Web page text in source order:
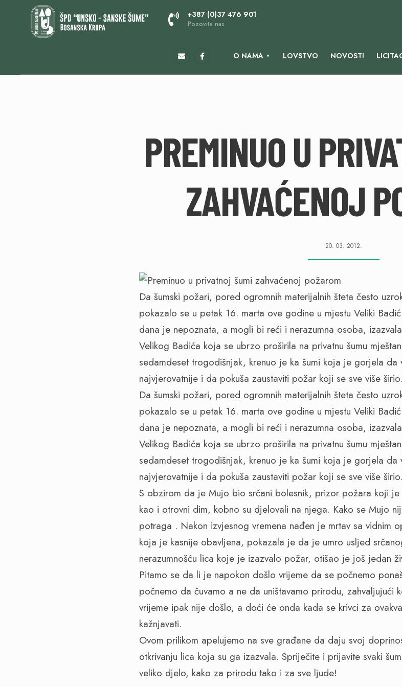
+387 (0)37 476 901
Pozovite nas
O NAMA LOVSTVO NOVOSTI
PREMINUO U
ZAHVAĆENOJ
20. 03. 2012.
Da šumski požari, pored ogromnih materijalnih šteta često
pokazalo se u petak 16. marta ove godine u mjestu Veliki
dana je nepoznata, a mogli bi reći i nerazumna osoba,
Velikog Badića koja se ubrzo proširila na privatnu šumu
sedamdeset trogodišnjak, krenuo je ka šumi koja je gorjela
najvjerovatnije i da pokuša zaustaviti požar koji se sve više širio.
Da šumski požari, pored ogromnih materijalnih šteta često
pokazalo se u petak 16. marta ove godine u mjestu Veliki
dana je nepoznata, a mogli bi reći i nerazumna osoba,
Velikog Badića koja se ubrzo proširila na privatnu šumu
sedamdeset trogodišnjak, krenuo je ka šumi koja je gorjela
najvjerovatnije i da pokuša zaustaviti požar koji se sve više širio.
S obzirom da je Mujo bio srčani bolesnik, prizor požara koji je
kao i otrovni dim, kobno su djelovali na njega. Kako se Mujo
potraga . Nakon izvjesnog vremena nađen je mrtav sa vidnim
koja je kasnije obavljena, pokazala je da je umro usljed
nerazumnošću lica koje je izazvalo požar, otišao je još jedan
Pitamo se da li je napokon došlo vrijeme da se počnemo
počnemo da čuvamo a ne da uništavamo prirodu,
vrijeme ipak nije došlo, a doći će onda kada se krivci za
kažnjavati.
Ovom prilikom apelujemo na sve građane da daju svoj
otkrivanju lica koja su ga izazvala. Spriječite i prijavite svaki
veliko djelo, kako za prirodu tako i za sve ljude!